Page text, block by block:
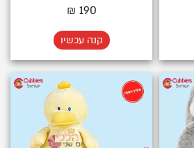
190 ₪
קנה עכשיו